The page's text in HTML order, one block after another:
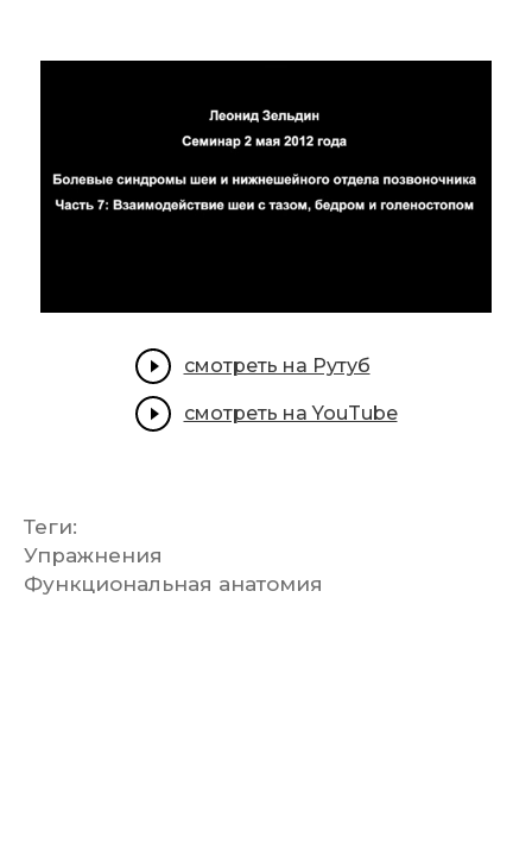
смотреть на Рутуб
смотреть на YouTube
Теги:
Упражнения
Функциональная анатомия